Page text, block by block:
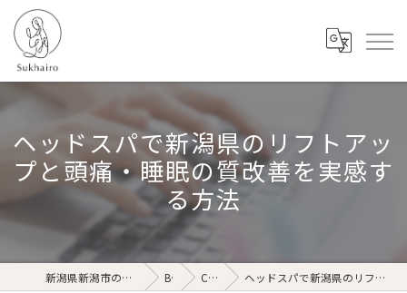
ヘッドスパで新潟県のリフトアッ
プと頭痛・睡眠の質改善を実感す
る方法
新潟県新潟市のリラクゼーションならSukhairo Blog Column ヘッドスパで新潟県のリフトアップと頭痛・睡眠の質改善を実感する方法